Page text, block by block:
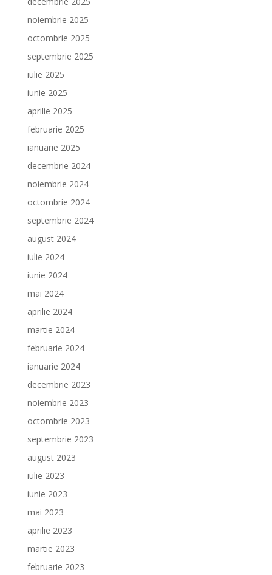
noiembrie 2025
octombrie 2025
septembrie 2025
iulie 2025
iunie 2025
aprilie 2025
februarie 2025
ianuarie 2025
decembrie 2024
noiembrie 2024
octombrie 2024
septembrie 2024
august 2024
iulie 2024
iunie 2024
mai 2024
aprilie 2024
martie 2024
februarie 2024
ianuarie 2024
decembrie 2023
noiembrie 2023
octombrie 2023
septembrie 2023
august 2023
iulie 2023
iunie 2023
mai 2023
aprilie 2023
martie 2023
februarie 2023